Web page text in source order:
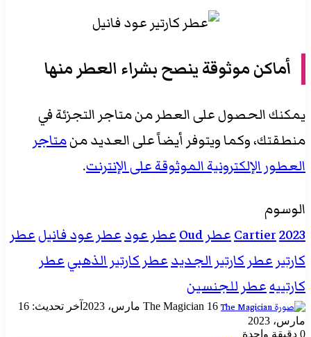
أماكن موثوقة ينصح بشراء العطر منها
يمكنك الحصول على العطر من متاجر التجزئة في
منطقتك، وكما ويتوفر أيضاً على العديد منمتاجر
العطور الإلكترونية الموثوقة على الإنترنت.
الوسوم
2023
Cartier عطر Oud عطر عود عطر عود فانيلعطر
كارتير عطر كارتير الجديد عطر كارتير الذهبيعطر
كارتييهعطر للجنسين
The Magician
أرسل 16 مارس، 2023
آخر تحديث: 16
مارس، 2023
0 دقيقة واحدة